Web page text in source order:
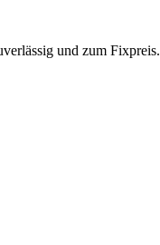
und zum Fixpreis.